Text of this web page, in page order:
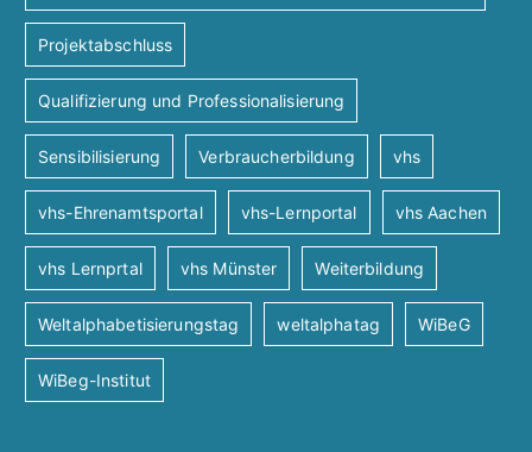
Projektabschluss
Qualifizierung und Professionalisierung
Sensibilisierung Verbraucherbildung vhs
vhs-Ehrenamtsportal vhs-Lernportal vhs Aachen
vhs Lernprtal vhs Münster Weiterbildung
Weltalphabetisierungstag weltalphatag WiBeG
WiBeg-Institut